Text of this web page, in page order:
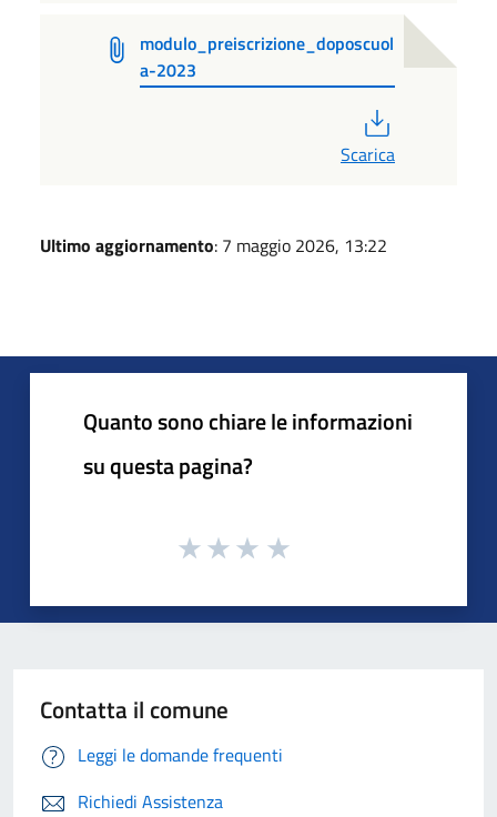
modulo_preiscrizione_doposcuol
a-2023
Scarica
Ultimo aggiornamento: 7 maggio 2026, 13:22
Quanto sono chiare le informazioni
su questa pagina?
Contatta il comune
Leggi le domande frequenti
Richiedi Assistenza